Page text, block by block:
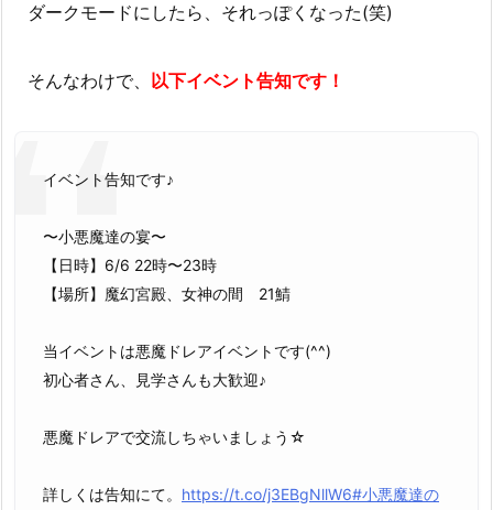
ダークモードにしたら、それっぽくなった(笑)
そんなわけで、 以下イベント告知です！
イベント告知です♪
〜小悪魔達の宴〜
【日時】6/6 22時〜23時
【場所】魔幻宮殿、女神の間 21鯖
当イベントは悪魔ドレアイベントです(^^)
初心者さん、見学さんも大歓迎♪
悪魔ドレアで交流しちゃいましょう☆
詳しくは告知にて。 https://t.co/j3EBgNllW6#小悪魔達の